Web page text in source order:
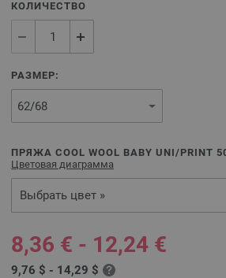
КОЛИЧЕСТВО
РАЗМЕР:
ПРЯЖА COOL WOOL BABY UNI/PRINT
Цветовая диаграмма
Выбрать цвет »
8,36 € - 12,24 €
9,76 $ - 14,29 $